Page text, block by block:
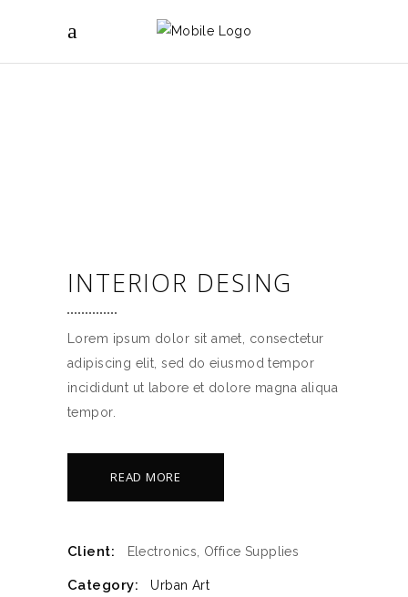
INTERIOR DESING
Lorem ipsum dolor sit amet, consectetur
adipiscing elit, sed do eiusmod tempor
incididunt ut labore et dolore magna aliqua
tempor.
READ MORE
Client: Electronics, Office Supplies
Category: Urban Art